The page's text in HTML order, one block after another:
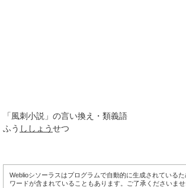
「 風刺小説 」の言い換え・類義語
ふう ししょうせつ
Weblioシソーラスはプログラムで自動的に生成されている
ワードが含まれていることもあります。ご了承くださいませ